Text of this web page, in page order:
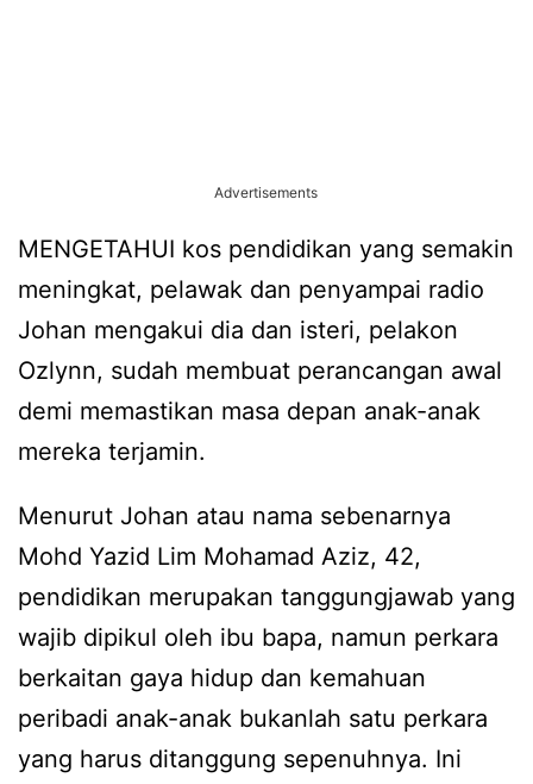
Advertisements
MENGETAHUI kos pendidikan yang semakin
meningkat, pelawak dan penyampai radio
Johan mengakui dia dan isteri, pelakon
Ozlynn, sudah membuat perancangan awal
demi memastikan masa depan anak-anak
mereka terjamin.
Menurut Johan atau nama sebenarnya
Mohd Yazid Lim Mohamad Aziz, 42,
pendidikan merupakan tanggungjawab yang
wajib dipikul oleh ibu bapa, namun perkara
berkaitan gaya hidup dan kemahuan
peribadi anak-anak bukanlah satu perkara
yang harus ditanggung sepenuhnya. Ini